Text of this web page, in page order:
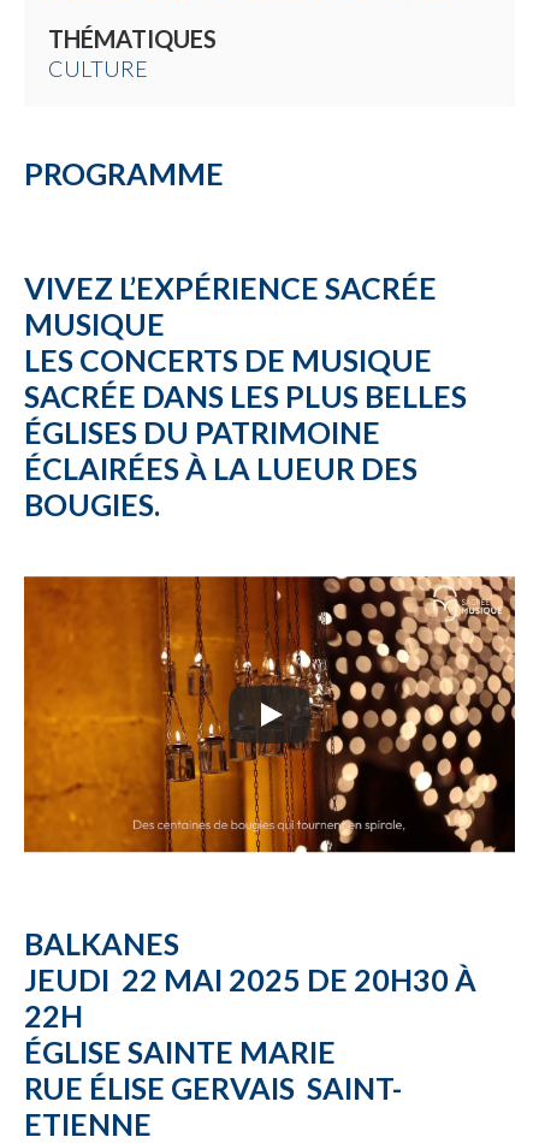
THÉMATIQUES
CULTURE
PROGRAMME
VIVEZ L’EXPÉRIENCE SACRÉE
MUSIQUE
LES CONCERTS DE MUSIQUE
SACRÉE DANS LES PLUS BELLES
ÉGLISES DU PATRIMOINE
ÉCLAIRÉES À LA LUEUR DES
BOUGIES.
BALKANES
JEUDI 22 MAI 2025 DE 20H30 À
22H
ÉGLISE SAINTE MARIE
RUE ÉLISE GERVAIS SAINT-
ETIENNE